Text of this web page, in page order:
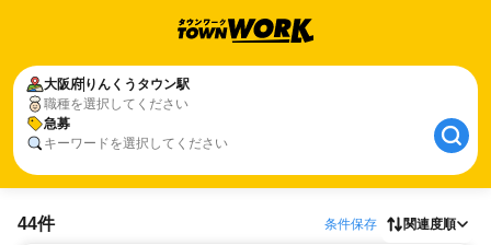
大阪府 りんくうタウン駅
職種を選択してください
急募
キーワードを選択してください
44件 条件保存 関連度順